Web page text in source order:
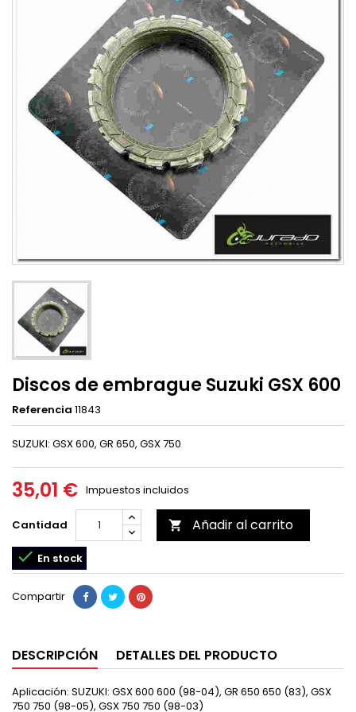
Discos de embrague Suzuki GSX 600
Referencia 11843
SUZUKI: GSX 600, GR 650, GSX 750
35,01 € Impuestos incluidos
Cantidad  Añadir al carrito
 En stock
Compartir
DESCRIPCIÓN DETALLES DEL PRODUCTO
Aplicación: SUZUKI: GSX 600 600 (98-04), GR 650 650 (83), GSX
750 750 (98-05), GSX 750 750 (98-03)